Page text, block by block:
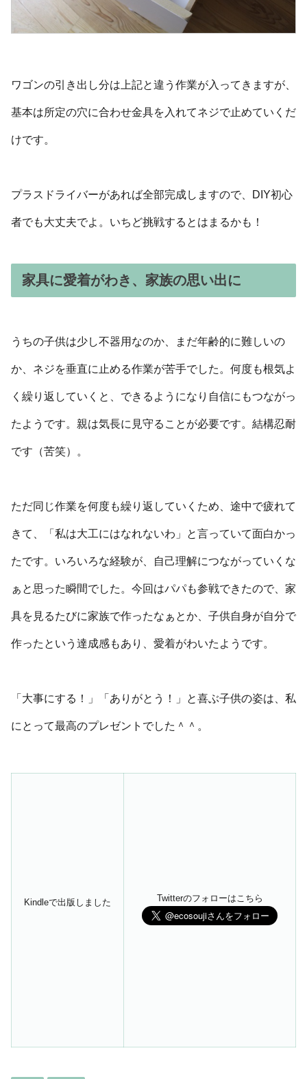
ワゴンの引き出し分は上記と違う作業が入ってきますが、
基本は所定の穴に合わせ金具を入れてネジで止めていくだ
けです。
プラスドライバーがあれば全部完成しますので、DIY初心
者でも大丈夫でよ。いちど挑戦するとはまるかも！
家具に愛着がわき、家族の思い出に
うちの子供は少し不器用なのか、まだ年齢的に難しいの
か、ネジを垂直に止める作業が苦手でした。何度も根気よ
く繰り返していくと、できるようになり自信にもつながっ
たようです。親は気長に見守ることが必要です。結構忍耐
です（苦笑）。
ただ同じ作業を何度も繰り返していくため、途中で疲れて
きて、「私は大工にはなれないわ」と言っていて面白かっ
たです。いろいろな経験が、自己理解につながっていくな
ぁと思った瞬間でした。今回はパパも参戦できたので、家
具を見るたびに家族で作ったなぁとか、子供自身が自分で
作ったという達成感もあり、愛着がわいたようです。
「大事にする！」「ありがとう！」と喜ぶ子供の姿は、私
にとって最高のプレゼントでした＾＾。
Kindleで出版しました Twitterのフォローはこちら